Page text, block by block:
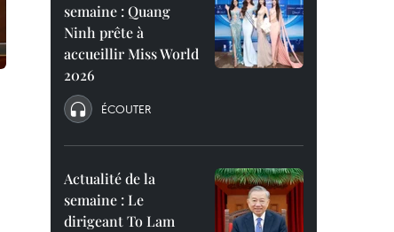
semaine : Quang
Ninh prête à
accueillir Miss World
2026
ÉCOUTER
Actualité de la
semaine : Le
dirigeant To Lam